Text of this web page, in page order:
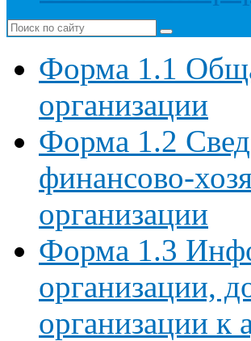
Форма 1.1
организации
Форма 1.2
финансово-
организации
Форма 1.3
организации,
организации к